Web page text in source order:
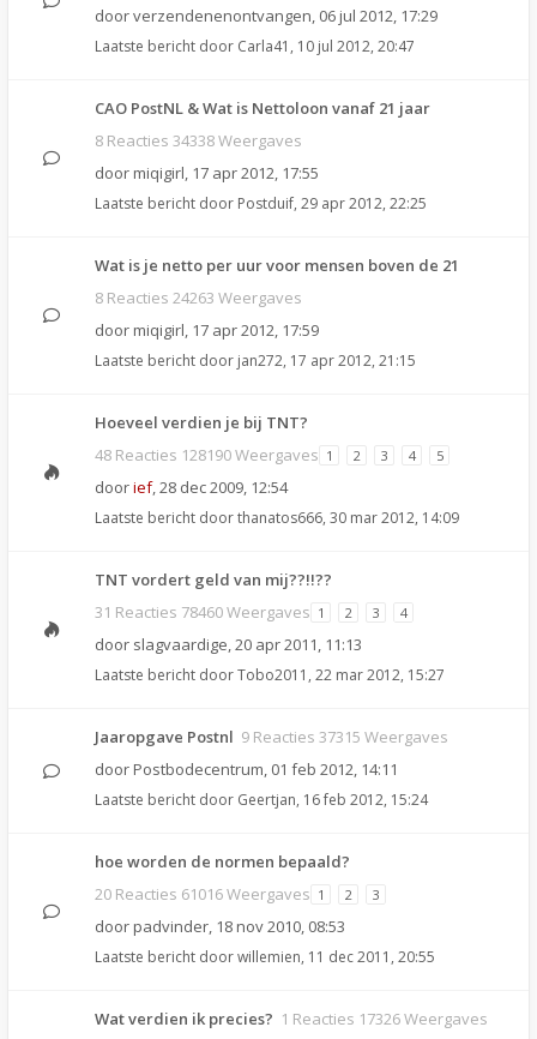
doorverzendenenontvangen, 06 jul 2012, 17:29
Laatste bericht door Carla41 , 10 jul 2012, 20:47
CAO PostNL & Wat is Nettoloon vanaf 21 jaar
8 Reacties 34338 Weergaves
door miqigirl, 17 apr 2012, 17:55
Laatste bericht door Postduif, 29 apr 2012, 22:25
Wat is je netto per uur voor mensen boven de 21
8 Reacties 24263 Weergaves
door miqigirl, 17 apr 2012, 17:59
Laatste bericht door jan272, 17 apr 2012, 21:15
Hoeveel verdien je bij TNT?
48 Reacties 128190 Weergaves 1 2 3 4 5
doorief,28 dec 2009, 12:54
Laatste bericht doorthanatos666, 30 mar 2012, 14:09
TNT vordert geld van mij??!!??
31 Reacties 78460 Weergaves 1 2 3 4
door slagvaardige,20 apr 2011, 11:13
Laatste bericht doorTobo2011 , 22 mar 2012, 15:27
Jaaropgave Postnl 9 Reacties 37315 Weergaves
door Postbodecentrum, 01 feb 2012, 14:11
Laatste bericht door Geertjan, 16 feb 2012, 15:24
hoe worden de normen bepaald?
20 Reacties 61016 Weergaves 1 2 3
door padvinder, 18 nov 2010, 08:53
Laatste bericht doorwillemien, 11 dec 2011, 20:55
Wat verdien ik precies? 1 Reacties 17326 Weergaves